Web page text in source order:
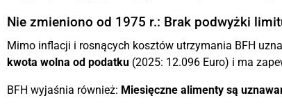
Nie zmieniono od 1975 r.: Brak podwyżki
Mimo inflacji i rosnących kosztów utrzymania BFH
kwota wolna od podatku (2025: 12.096 Euro) i ma
BFH wyjaśnia również: Miesięczne alimenty są